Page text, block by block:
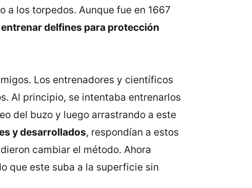
los torpedos. Aunque fue en 1667
entrenar delfines para protección
Los entrenadores y científicos
Al principio, se intentaba entrenarlos
del buzo y luego arrastrando a este
y desarrollados, respondían a estos
cambiar el método. Ahora
que este suba a la superficie sin